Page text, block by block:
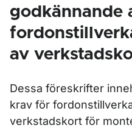
godkännande
av
Dessa föreskrifter
krav för
verkstadskort för